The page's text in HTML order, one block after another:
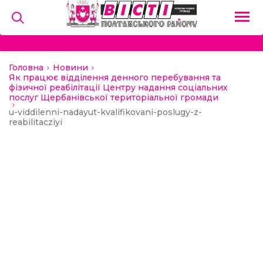
Головна
Новини
Як працює відділення денного перебування та
фізичної реабілітації Центру надання соціальних
послуг Щербанівської територіальної громади
u-viddilenni-nadayut-kvalifikovani-poslugy-z-
reabilitacziyi